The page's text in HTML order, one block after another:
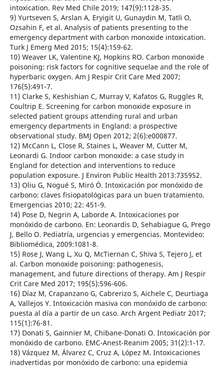
intoxication. Rev Med Chile 2019; 147(9):1128-35.
9) Yurtseven S, Arslan A, Eryigit U, Gunaydin M, Tatli O,
Ozsahin F, et al. Analysis of patients presenting to the
emergency department with carbon monoxide intoxication.
Turk J Emerg Med 2015; 15(4):159-62.
10) Weaver LK, Valentine KJ, Hopkins RO. Carbon monoxide
poisoning: risk factors for cognitive sequelae and the role of
hyperbaric oxygen. Am J Respir Crit Care Med 2007;
176(5):491-7.
11) Clarke S, Keshishian C, Murray V, Kafatos G, Ruggles R,
Coultrip E. Screening for carbon monoxide exposure in
selected patient groups attending rural and urban
emergency departments in England: a prospective
observational study. BMJ Open 2012; 2(6):e000877.
12) McCann L, Close R, Staines L, Weaver M, Cutter M,
Leonardi G. Indoor carbon monoxide: a case study in
England for detection and interventions to reduce
population exposure. J Environ Public Health 2013:735952.
13) Oliu G, Nogué S, Miró Ó. Intoxicación por monóxido de
carbono: claves fisiopatológicas para un buen tratamiento.
Emergencias 2010; 22: 451-9.
14) Pose D, Negrin A, Laborde A. Intoxicaciones por
monóxido de carbono. En: Leonardis D, Sehabiague G, Prego
J, Bello O. Pediatría, urgencias y emergencias. Montevideo:
Bibliomédica, 2009:1081-8.
15) Rose J, Wang L, Xu Q, McTiernan C, Shiva S, Tejero J, et
al. Carbon monoxide poisoning: pathogenesis,
management, and future directions of therapy. Am J Respir
Crit Care Med 2017; 195(5):596-606.
16) Díaz M, Crapanzano G, Cabrerizo S, Aichele C, Deurtiaga
A, Vallejos Y. Intoxicación masiva con monóxido de carbono:
puesta al día a partir de un caso. Arch Argent Pediatr 2017;
115(1):76-81.
17) Donati S, Gainnier M, Chibane-Donati O. Intoxicación por
monóxido de carbono. EMC-Anest-Reanim 2005; 31(2):1-17.
18) Vázquez M, Álvarez C, Cruz A, López M. Intoxicaciones
inadvertidas por monóxido de carbono: una epidemia